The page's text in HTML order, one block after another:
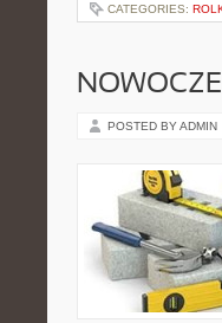
CATEGORIES:
POSTED BY ADMIN